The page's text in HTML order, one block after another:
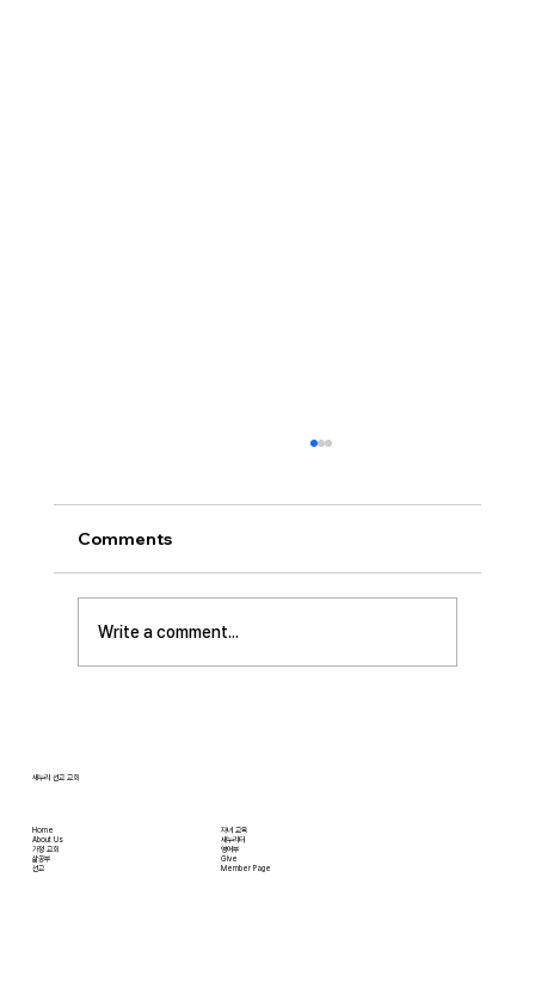
오늘날 성도로서 올바른 신앙생활을 하는 데 걸
림돌이 되는 세 가지가 있습니다. 첫째는 안일주
의입니다. 산업혁명 이후 급속도로 발전한 물질
문명은 우리의 삶을 매우 편리하게 만들어 주었
Comments
Write a comment...
Home
About Us
​가정 교회
​삶공부
​선교
자녀 교육
새누리터
영어부
Give
Member Page
새누리 선교 교회